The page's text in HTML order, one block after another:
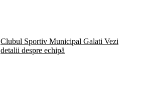
Clubul Sportiv Municipal Galati Vezi
detalii despre echipă